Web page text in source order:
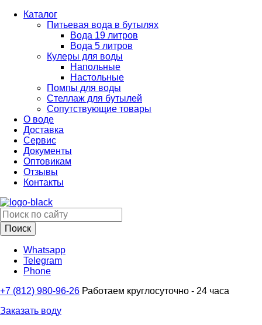
Каталог
Питьевая вода в бутылях
Вода 19 литров
Вода 5 литров
Кулеры для воды
Напольные
Настольные
Помпы для воды
Стеллаж для бутылей
Сопутствующие товары
О воде
Доставка
Сервис
Документы
Оптовикам
Отзывы
Контакты
Whatsapp
Telegram
Phone
+7 (812) 980-96-26 Работаем круглосуточно - 24 часа
Заказать воду